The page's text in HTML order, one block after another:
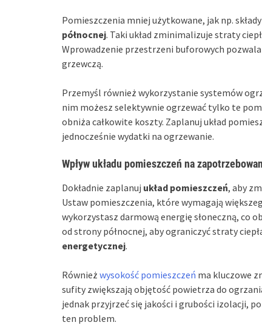
Pomieszczenia mniej użytkowane, jak np.
północnej. Taki układ zminimalizuje straty
Wprowadzenie przestrzeni buforowych
grzewczą.
Przemyśl również wykorzystanie systemów
nim możesz selektywnie ogrzewać tylko te
obniża całkowite koszty. Zaplanuj układ
jednocześnie wydatki na ogrzewanie.
Wpływ układu pomieszczeń na
Dokładnie zaplanuj układ pomieszczeń, aby
Ustaw pomieszczenia, które wymagają
wykorzystasz darmową energię słoneczną, co
od strony północnej, aby ograniczyć straty
energetycznej.
Również wysokość pomieszczeń ma kluczowe
sufity zwiększają objętość powietrza do
jednak przyjrzeć się jakości i grubości izolacji,
ten problem.